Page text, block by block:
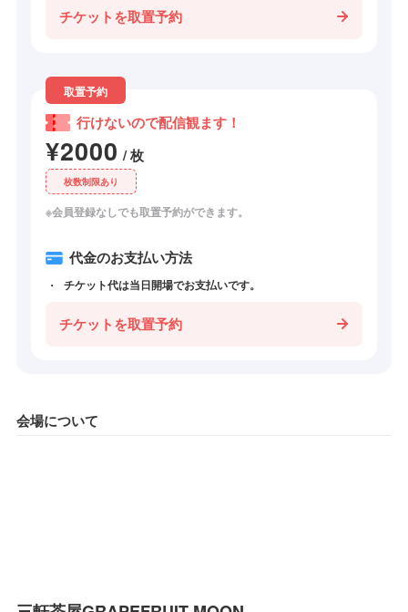
チケットを取置予約
取置予約
行けないので配信観ます！
¥2000 / 枚
枚数制限あり
※会員登録なしでも取置予約ができます。
代金のお支払い方法
チケット代は当日開場でお支払いです。
チケットを取置予約
会場について